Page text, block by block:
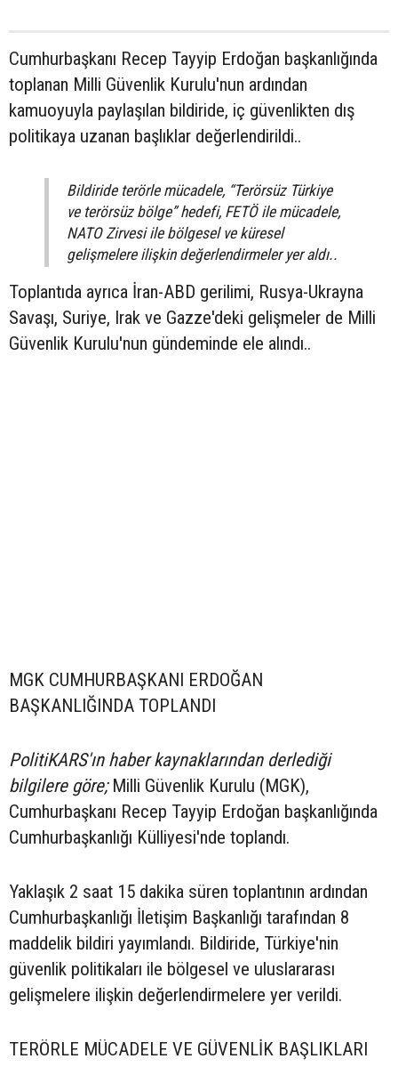
Cumhurbaşkanı Recep Tayyip Erdoğan başkanlığında
toplanan Milli Güvenlik Kurulu'nun ardından
kamuoyuyla paylaşılan bildiride, iç güvenlikten dış
politikaya uzanan başlıklar değerlendirildi..
Bildiride terörle mücadele, “Terörsüz Türkiye
ve terörsüz bölge” hedefi, FETÖ ile mücadele,
NATO Zirvesi ile bölgesel ve küresel
gelişmelere ilişkin değerlendirmeler yer aldı..
Toplantıda ayrıca İran-ABD gerilimi, Rusya-Ukrayna
Savaşı, Suriye, Irak ve Gazze'deki gelişmeler de Milli
Güvenlik Kurulu'nun gündeminde ele alındı..
MGK CUMHURBAŞKANI ERDOĞAN
BAŞKANLIĞINDA TOPLANDI
PolitiKARS'ın haber kaynaklarından derlediği
bilgilere göre;Milli Güvenlik Kurulu (MGK),
Cumhurbaşkanı Recep Tayyip Erdoğan başkanlığında
Cumhurbaşkanlığı Külliyesi'nde toplandı.
Yaklaşık 2 saat 15 dakika süren toplantının ardından
Cumhurbaşkanlığı İletişim Başkanlığı tarafından 8
maddelik bildiri yayımlandı. Bildiride, Türkiye'nin
güvenlik politikaları ile bölgesel ve uluslararası
gelişmelere ilişkin değerlendirmelere yer verildi.
TERÖRLE MÜCADELE VE GÜVENLİK BAŞLIKLARI